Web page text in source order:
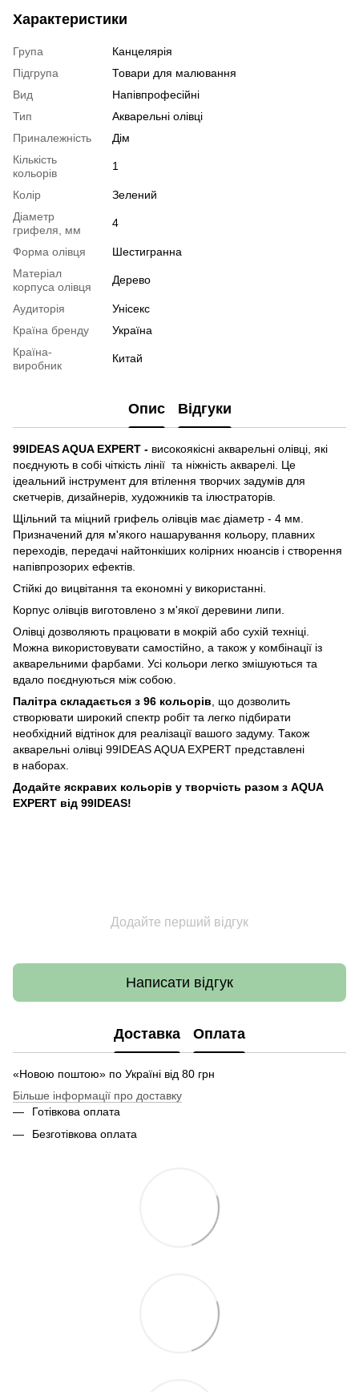
Характеристики
Група
Канцелярія
Підгрупа
Товари для малювання
Вид
Напівпрофесійні
Тип
Акварельні олівці
Приналежність
Дім
Кількість
кольорів
1
Колір
Зелений
Діаметр
грифеля, мм
4
Форма олівця
Шестигранна
Матеріал
корпуса олівця
Дерево
Аудиторія
Унісекс
Країна бренду
Україна
Країна-
виробник
Китай
Опис Відгуки
99IDEAS AQUA EXPERT - високоякісні акварельні олівці, які
поєднують в собі чіткість лінії та ніжність акварелі. Це
ідеальний інструмент для втілення творчих задумів для
скетчерів, дизайнерів, художників та ілюстраторів.
Щільний та міцний грифель олівців має діаметр - 4 мм.
Призначений для м'якого нашарування кольору, плавних
переходів, передачі найтонкіших колірних нюансів і створення
напівпрозорих ефектів.
Стійкі до вицвітання та економні у використанні.
Корпус олівців виготовлено з м'якої деревини липи.
Олівці дозволяють працювати в мокрій або сухій техніці.
Можна використовувати самостійно, а також у комбінації із
акварельними фарбами. Усі кольори легко змішуються та
вдало поєднуються між собою.
Палітра складається з 96 кольорів , що дозволить
створювати широкий спектр робіт та легко підбирати
необхідний відтінок для реалізації вашого задуму. Також
акварельні олівці 99IDEAS AQUA EXPERT представлені
в наборах.
Додайте яскравих кольорів у творчість разом з AQUA
EXPERT від 99IDEAS!
Додайте перший відгук
Написати відгук
Доставка Оплата
«Новою поштою» по Україні від 80 грн
Більше інформації про доставку
Готівкова оплата
Безготівкова оплата